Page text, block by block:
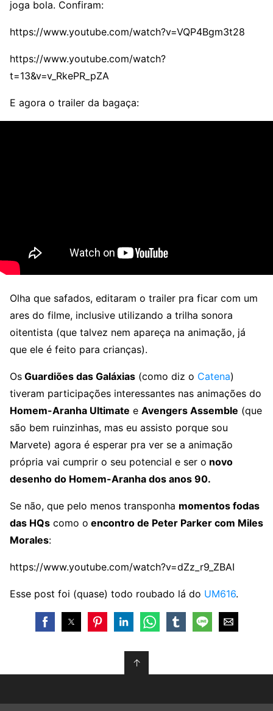
joga bola. Confiram:
https://www.youtube.com/watch?v=VQP4Bgm3t28
https://www.youtube.com/watch?
t=13&v=v_RkePR_pZA
E agora o trailer da bagaça:
Olha que safados, editaram o trailer pra ficar com um
ares do filme, inclusive utilizando a trilha sonora
oitentista (que talvez nem apareça na animação, já
que ele é feito para crianças).
Os Guardiões das Galáxias (como diz o Catena)
tiveram participações interessantes nas animações do
Homem-Aranha Ultimate e Avengers Assemble (que
são bem ruinzinhas, mas eu assisto porque sou
Marvete) agora é esperar pra ver se a animação
própria vai cumprir o seu potencial e ser o novo
desenho do Homem-Aranha dos anos 90.
Se não, que pelo menos transponha momentos fodas
das HQs como o encontro de Peter Parker com Miles
Morales:
https://www.youtube.com/watch?v=dZz_r9_ZBAI
Esse post foi (quase) todo roubado lá do UM616.
↑